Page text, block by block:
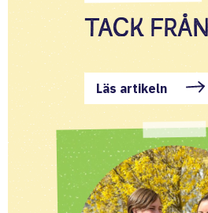
TACK
Läs artikeln